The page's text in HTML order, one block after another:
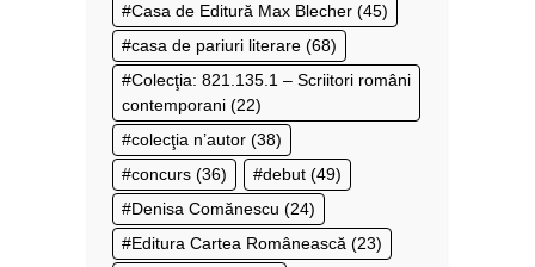
Casa de Editură Max Blecher (45)
casa de pariuri literare (68)
Colecţia: 821.135.1 – Scriitori români
contemporani (22)
colecţia n’autor (38)
concurs (36) debut (49)
Denisa Comănescu (24)
Editura Cartea Românească (23)